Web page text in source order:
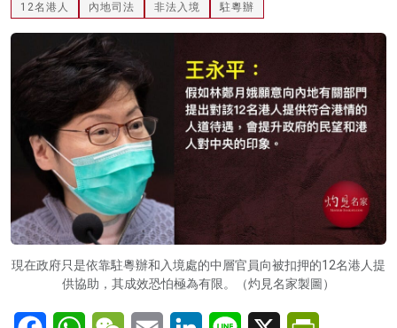
12名港人
內地司法 非法入境 駐粵辦
現在政府只是依靠駐粵辦和入境處的中層官員向被扣押的12名港人提
供協助，其成效恐怕極為有限。（灼見名家製圖）
FacebookWhatsAppWeChatEmail LinkedInLine X